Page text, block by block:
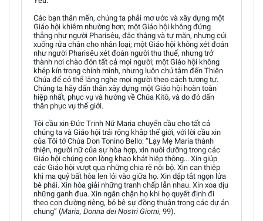
Các bạn thân mến, chúng ta phải mơ ước và xây dựng một
Giáo hội khiêm nhường hơn; một Giáo hội không đứng
thẳng như người Pharisêu, đắc thắng và tự mãn, nhưng cúi
xuống rửa chân cho nhân loại; một Giáo hội không xét đoán
như người Pharisêu xét đoán người thu thuế, nhưng trở
thành nơi chào đón tất cả mọi người; một Giáo hội không
khép kín trong chính mình, nhưng luôn chú tâm đến Thiên
Chúa để có thể lắng nghe mọi người theo cách tương tự.
Chúng ta hãy dấn thân xây dựng một Giáo hội hoàn toàn
hiệp nhất, phục vụ và hướng về Chúa Kitô, và do đó dấn
thân phục vụ thế giới.
Tôi cầu xin Đức Trinh Nữ Maria chuyển cầu cho tất cả
chúng ta và Giáo hội trải rộng khắp thế giới, với lời cầu xin
của Tôi tớ Chúa Don Tonino Bello: “Lạy Mẹ Maria thánh
thiện, người nữ của sự hòa hợp, xin nuôi dưỡng trong các
Giáo hội chúng con lòng khao khát hiệp thông... Xin giúp
các Giáo hội vượt qua những chia rẽ nội bộ. Xin can thiệp
khi ma quỷ bất hòa len lỏi vào giữa họ. Xin dập tắt ngọn lửa
bè phái. Xin hòa giải những tranh chấp lẫn nhau. Xin xoa dịu
những ganh đua. Xin ngăn chặn họ khi họ quyết định đi
theo con đường riêng, bỏ bê sự đồng thuận trong các dự án
chung” (Maria, Donna dei Nostri Giorni, 99).